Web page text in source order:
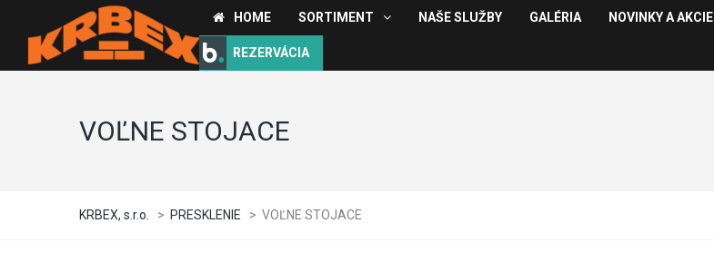
HOME SORTIMENT NAŠE SLUŽBY GALÉRIA NOVINKY A AKCIE
REZERVÁCIA
VOĽNE STOJACE
KRBEX, s.r.o. > PRESKLENIE > VOĽNE STOJACE